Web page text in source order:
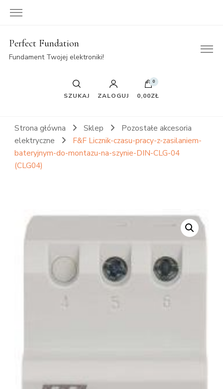
Perfect Fundation
Fundament Twojej elektroniki!
SZUKAJ ZALOGUJ
0
0,00ZŁ
Strona główna Sklep
Pozostałe akcesoria
elektryczne
F&F Licznik-czasu-pracy-z-zasilaniem-
bateryjnym-do-montazu-na-szynie-DIN-CLG-04
(CLG04)